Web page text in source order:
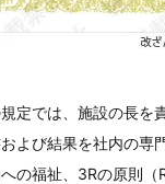
定では、施設の長を
よび結果を社内の専
の福祉、3Rの原則（